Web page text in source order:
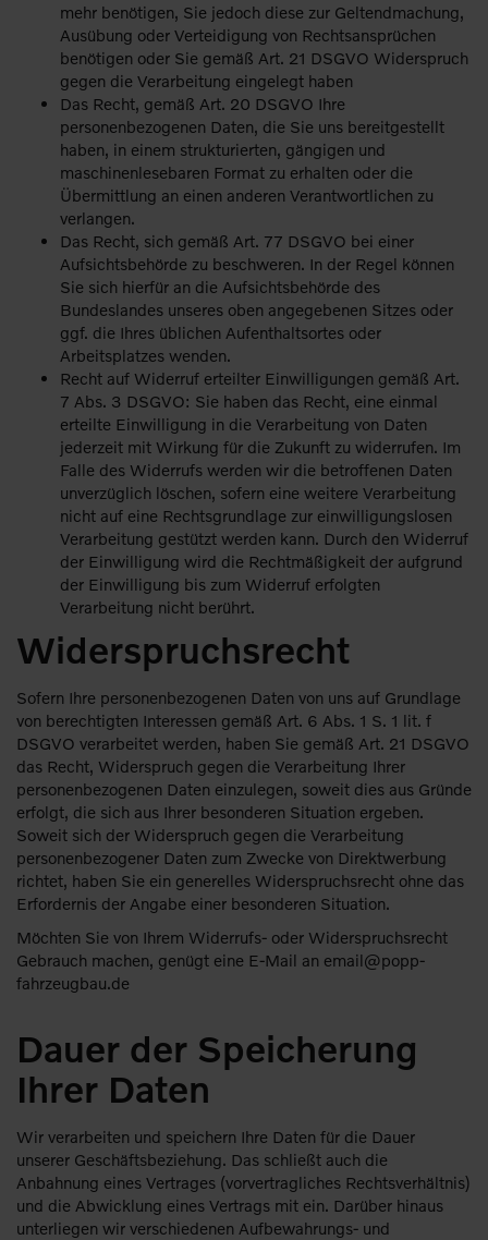
mehr benötigen, Sie jedoch diese zur Geltendmachung,
Ausübung oder Verteidigung von Rechtsansprüchen
benötigen oder Sie gemäß Art. 21 DSGVO Widerspruch
gegen die Verarbeitung eingelegt haben
Das Recht, gemäß Art. 20 DSGVO Ihre
personenbezogenen Daten, die Sie uns bereitgestellt
haben, in einem strukturierten, gängigen und
maschinenlesebaren Format zu erhalten oder die
Übermittlung an einen anderen Verantwortlichen zu
verlangen.
Das Recht, sich gemäß Art. 77 DSGVO bei einer
Aufsichtsbehörde zu beschweren. In der Regel können
Sie sich hierfür an die Aufsichtsbehörde des
Bundeslandes unseres oben angegebenen Sitzes oder
ggf. die Ihres üblichen Aufenthaltsortes oder
Arbeitsplatzes wenden.
Recht auf Widerruf erteilter Einwilligungen gemäß Art.
7 Abs. 3 DSGVO: Sie haben das Recht, eine einmal
erteilte Einwilligung in die Verarbeitung von Daten
jederzeit mit Wirkung für die Zukunft zu widerrufen. Im
Falle des Widerrufs werden wir die betroffenen Daten
unverzüglich löschen, sofern eine weitere Verarbeitung
nicht auf eine Rechtsgrundlage zur einwilligungslosen
Verarbeitung gestützt werden kann. Durch den Widerruf
der Einwilligung wird die Rechtmäßigkeit der aufgrund
der Einwilligung bis zum Widerruf erfolgten
Verarbeitung nicht berührt.
Widerspruchsrecht
Sofern Ihre personenbezogenen Daten von uns auf Grundlage
von berechtigten Interessen gemäß Art. 6 Abs. 1 S. 1 lit. f
DSGVO verarbeitet werden, haben Sie gemäß Art. 21 DSGVO
das Recht, Widerspruch gegen die Verarbeitung Ihrer
personenbezogenen Daten einzulegen, soweit dies aus Gründe
erfolgt, die sich aus Ihrer besonderen Situation ergeben.
Soweit sich der Widerspruch gegen die Verarbeitung
personenbezogener Daten zum Zwecke von Direktwerbung
richtet, haben Sie ein generelles Widerspruchsrecht ohne das
Erfordernis der Angabe einer besonderen Situation.
Möchten Sie von Ihrem Widerrufs- oder Widerspruchsrecht
Gebrauch machen, genügt eine E-Mail an email@popp-
fahrzeugbau.de
Dauer der Speicherung
Ihrer Daten
Wir verarbeiten und speichern Ihre Daten für die Dauer
unserer Geschäftsbeziehung. Das schließt auch die
Anbahnung eines Vertrages (vorvertragliches Rechtsverhältnis)
und die Abwicklung eines Vertrags mit ein. Darüber hinaus
unterliegen wir verschiedenen Aufbewahrungs- und